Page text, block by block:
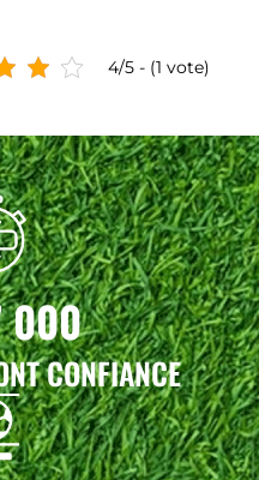
4/5 - (1 vote)
000
CONFIANCE